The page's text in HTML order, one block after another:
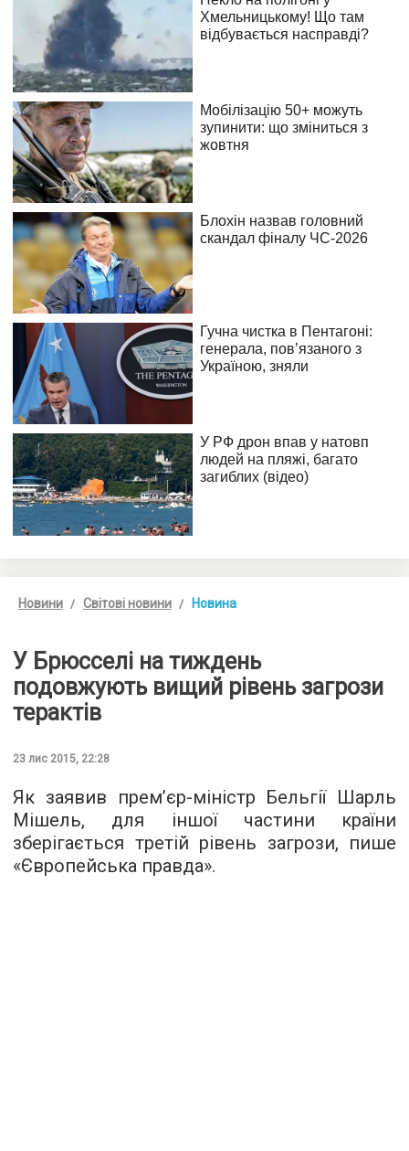
Новини Світові новини Новина
У Брюсселі на тиждень
подовжують вищий рівень загрози
терактів
23 лис 2015, 22:28
Як заявив прем’єр-міністр Бельгії Шарль
Мішель, для іншої частини країни
зберігається третій рівень загрози, пише
«Європейська правда».